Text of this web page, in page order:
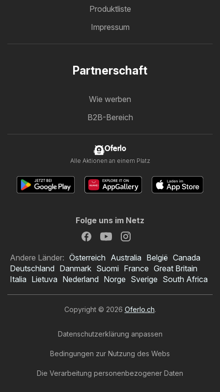
Produktliste
Impressum
Partnerschaft
Wie werben
B2B-Bereich
Oferlo
Alle Aktionen an einem Platz
Folge uns im Netz
Andere Länder: Österreich Australia België Canada
Deutschland Danmark Suomi France Great Britain
Italia Lietuva Nederland Norge Sverige South Africa
Copyright © 2026 Oferlo.ch.
Datenschutzerklärung anpassen
Bedingungen zur Nutzung des Webs
Die Verarbeitung personenbezogener Daten